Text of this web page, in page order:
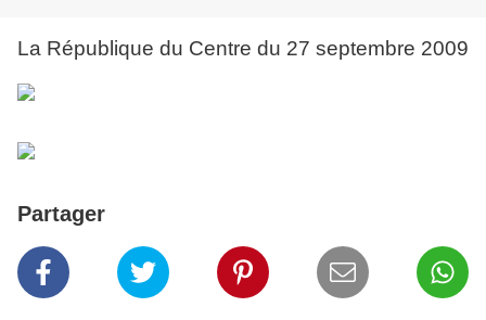
La République du Centre du 27 septembre 2009
Partager